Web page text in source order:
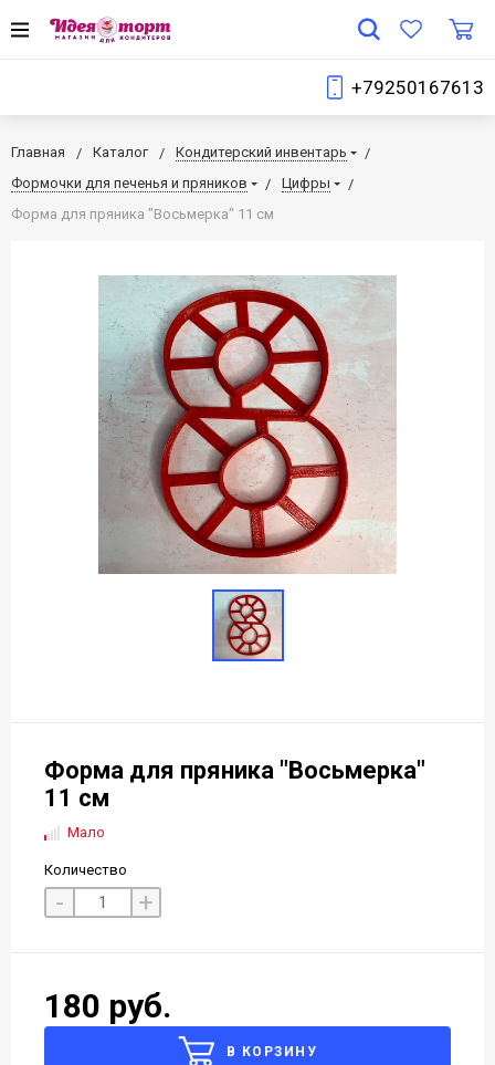
+79250167613
Главная Каталог
Кондитерский инвентарь
Формочки для печенья и пряников
Цифры
Форма для пряника "Восьмерка" 11 см
Форма для пряника "Восьмерка"
11 см
Мало
Количество
- +
180 руб.
В КОРЗИНУ